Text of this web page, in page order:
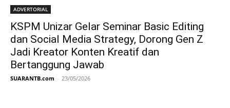
ADVERTORIAL
KSPM Unizar Gelar Seminar Basic Editing
dan Social Media Strategy, Dorong Gen Z
Jadi Kreator Konten Kreatif dan
Bertanggung Jawab
SUARANTB.com - 23/05/2026